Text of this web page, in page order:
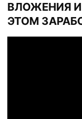
ВЛОЖЕНИЯ
ЭТОМ